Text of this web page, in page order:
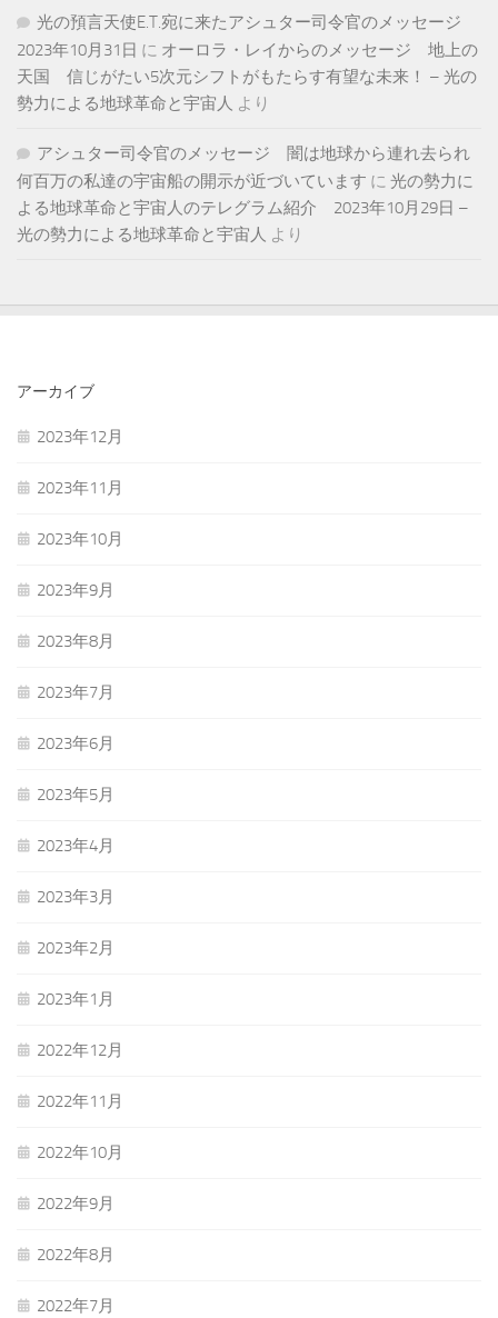
光の預言天使E.T.宛に来たアシュター司令官のメッセージ
2023年10月31日 に オーロラ・レイからのメッセージ 地上の
天国 信じがたい5次元シフトがもたらす有望な未来！ – 光の
勢力による地球革命と宇宙人 より
アシュター司令官のメッセージ 闇は地球から連れ去られ
何百万の私達の宇宙船の開示が近づいています に 光の勢力に
よる地球革命と宇宙人のテレグラム紹介 2023年10月29日 –
光の勢力による地球革命と宇宙人 より
アーカイブ
2023年12月
2023年11月
2023年10月
2023年9月
2023年8月
2023年7月
2023年6月
2023年5月
2023年4月
2023年3月
2023年2月
2023年1月
2022年12月
2022年11月
2022年10月
2022年9月
2022年8月
2022年7月